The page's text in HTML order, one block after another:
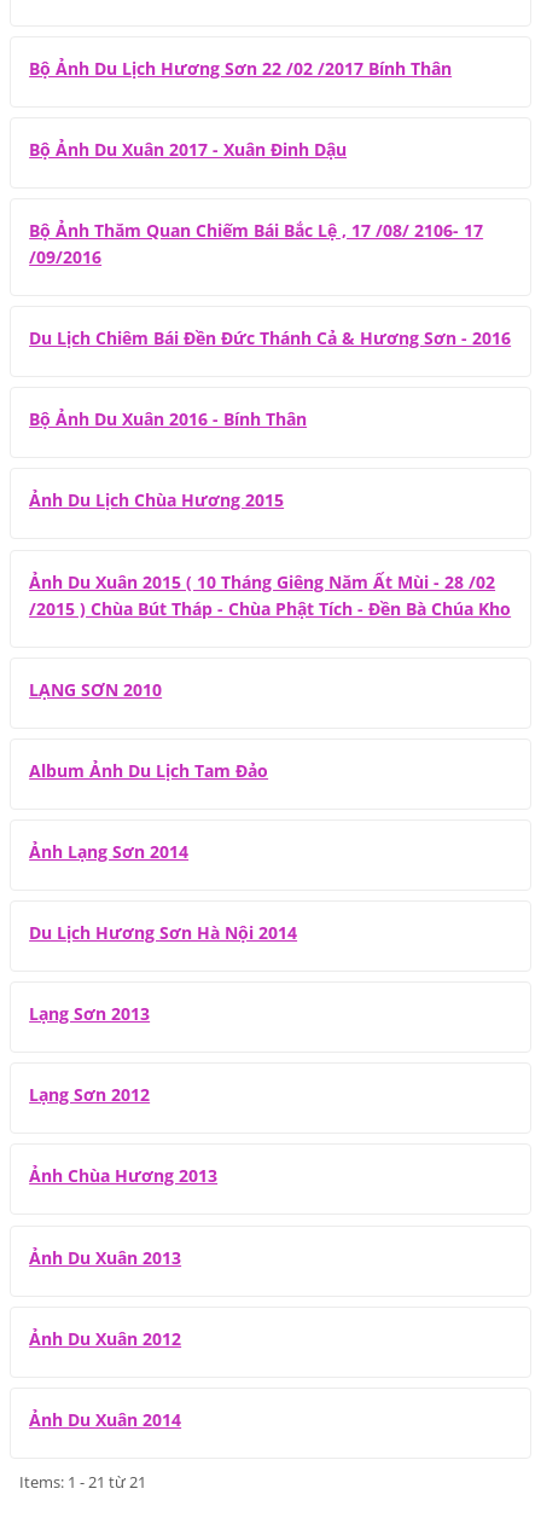
Bộ Ảnh Du Lịch Hương Sơn 22 /02 /2017 Bính Thân
Bộ Ảnh Du Xuân 2017 - Xuân Đinh Dậu
Bộ Ảnh Thăm Quan Chiếm Bái Bắc Lệ , 17 /08/ 2106- 17
/09/2016
Du Lịch Chiêm Bái Đền Đức Thánh Cả & Hương Sơn - 2016
Bộ Ảnh Du Xuân 2016 - Bính Thân
Ảnh Du Lịch Chùa Hương 2015
Ảnh Du Xuân 2015 ( 10 Tháng Giêng Năm Ất Mùi - 28 /02
/2015 ) Chùa Bút Tháp - Chùa Phật Tích - Đền Bà Chúa Kho
LẠNG SƠN 2010
Album Ảnh Du Lịch Tam Đảo
Ảnh Lạng Sơn 2014
Du Lịch Hương Sơn Hà Nội 2014
Lạng Sơn 2013
Lạng Sơn 2012
Ảnh Chùa Hương 2013
Ảnh Du Xuân 2013
Ảnh Du Xuân 2012
Ảnh Du Xuân 2014
Items: 1 - 21 từ 21